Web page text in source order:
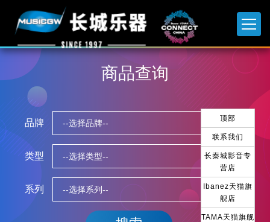
商品查询
品牌
类型
系列
顶部
联系我们
长秦城影音专
营店
Ibanez天猫旗
舰店
TAMA天猫旗舰